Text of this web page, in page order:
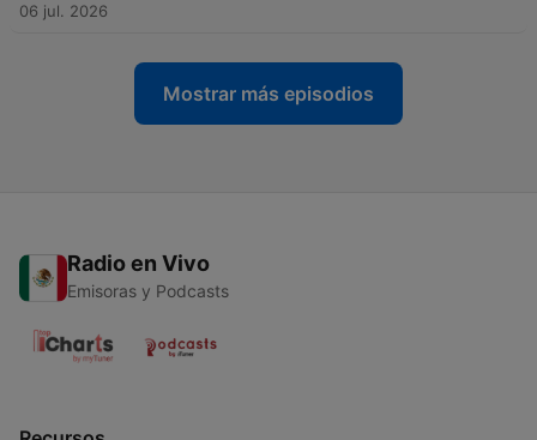
06 jul. 2026
Mostrar más episodios
Radio en Vivo
Emisoras y Podcasts